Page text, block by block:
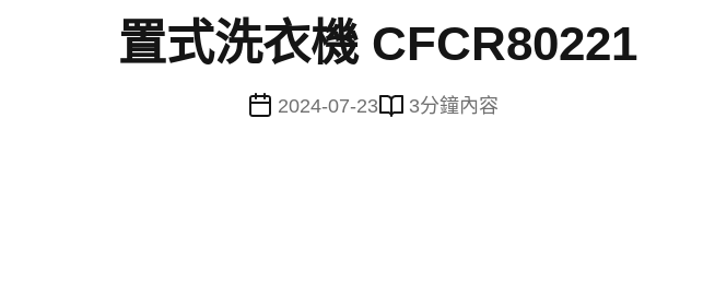
置式洗衣機 CFCR80221
2024-07-23 3分鐘內容